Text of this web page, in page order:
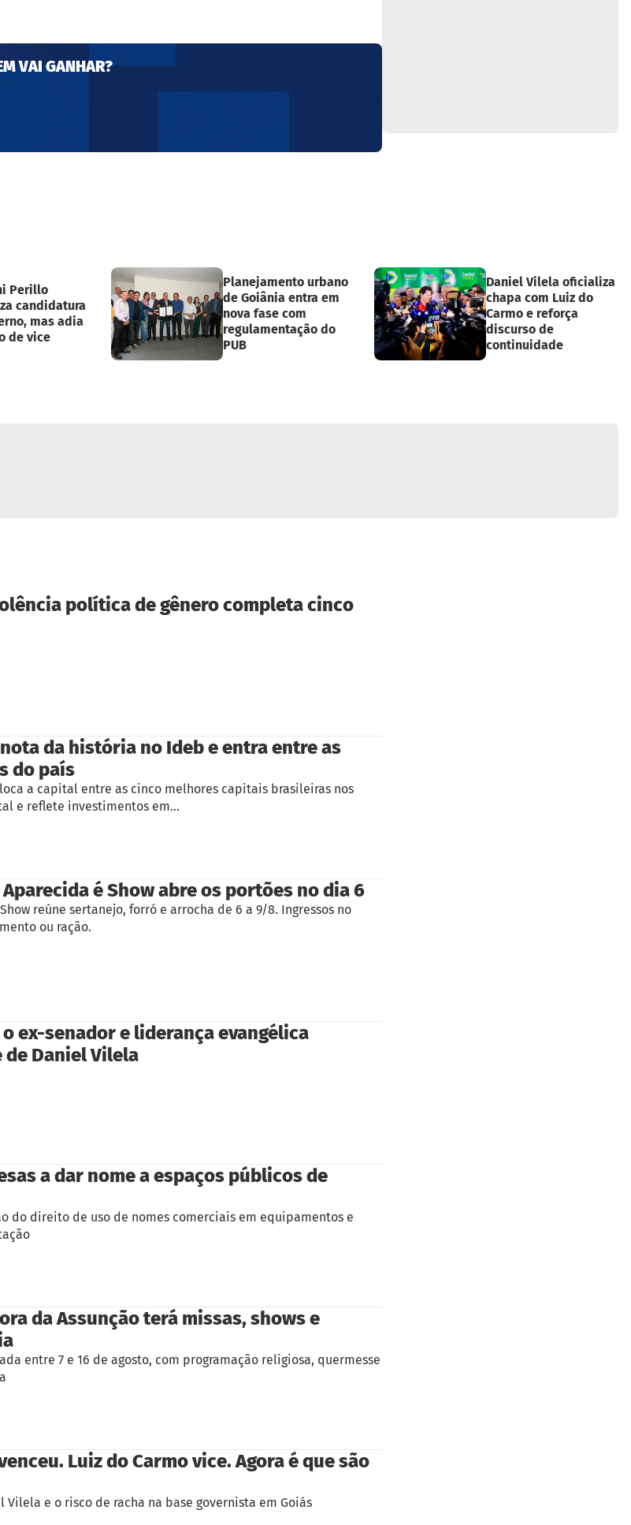
VAI GANHAR?
Perillo
candidatura
mas adia
de vice
Planejamento urbano
de Goiânia entra em
nova fase com
regulamentação do
PUB
Daniel Vilela oficializa
chapa com Luiz do
Carmo e reforça
discurso de
continuidade
política de gênero completa cinco
da história no Ideb e entra entre as
do país
a capital entre as cinco melhores capitais brasileiras nos
e reflete investimentos em…
é Show abre os portões no dia 6
reúne sertanejo, forró e arrocha de 6 a 9/8. Ingressos no
ou ração.
o ex-senador e liderança evangélica
Daniel Vilela
a dar nome a espaços públicos de
do direito de uso de nomes comerciais em equipamentos e
da Assunção terá missas, shows e
entre 7 e 16 de agosto, com programação religiosa, quermesse
Luiz do Carmo vice. Agora é que são
e o risco de racha na base governista em Goiás